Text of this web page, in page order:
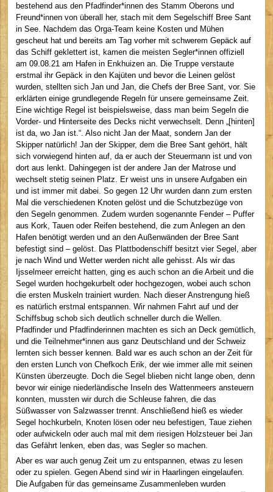
bestehend aus den Pfadfinder*innen des Stamm Oberons und
Freund*innen von überall her, stach mit dem Segelschiff Bree Sant
in See. Nachdem das Orga-Team keine Kosten und Mühen
gescheut hat und bereits am Tag vorher mit schwerem Gepäck auf
das Schiff geklettert ist, kamen die meisten Segler*innen offiziell
am 09.08.21 am Hafen in Enkhuizen an. Die Truppe verstaute
erstmal ihr Gepäck in den Kajüten und bevor die Leinen gelöst
wurden, stellten sich Jan und Jan, die Chefs der Bree Sant, vor. Sie
erklärten einige grundlegende Regeln für unsere gemeinsame Zeit.
Eine wichtige Regel ist beispielsweise, dass man beim Segeln die
Vorder- und Hinterseite des Decks nicht verwechselt. Denn „[hinten]
ist da, wo Jan ist.“. Also nicht Jan der Maat, sondern Jan der
Skipper natürlich! Jan der Skipper, dem die Bree Sant gehört, hält
sich vorwiegend hinten auf, da er auch der Steuermann ist und von
dort aus lenkt. Dahingegen ist der andere Jan der Matrose und
wechselt stetig seinen Platz. Er weist uns in unsere Aufgaben ein
und ist immer mit dabei. So gegen 12 Uhr wurden dann zum ersten
Mal die verschiedenen Knoten gelöst und die Schutzbezüge von
den Segeln genommen. Zudem wurden sogenannte Fender – Puffer
aus Kork, Tauen oder Reifen bestehend, die zum Anlegen an den
Hafen benötigt werden und an den Außenwänden der Bree Sant
befestigt sind – gelöst. Das Plattbodenschiff besitzt vier Segel, aber
je nach Wind und Wetter werden nicht alle gehisst. Als wir das
Ijsselmeer erreicht hatten, ging es auch schon an die Arbeit und die
Segel wurden hochgekurbelt oder hochgezogen, wobei auch schon
die ersten Muskeln trainiert wurden. Nach dieser Anstrengung hieß
es natürlich erstmal entspannen. Wir nahmen Fahrt auf und der
Schiffsbug schob sich deutlich schneller durch die Wellen.
Pfadfinder und Pfadfinderinnen machten es sich an Deck gemütlich,
und die Teilnehmer*innen aus ganz Deutschland und der Schweiz
lernten sich besser kennen. Bald war es auch schon an der Zeit für
den ersten Lunch von Chefkoch Erik, der wie immer alle mit seinen
Künsten überzeugte. Doch die Segel blieben nicht lange oben, denn
bevor wir einige niederländische Inseln des Wattenmeers ansteuern
konnten, mussten wir durch die Schleuse fahren, die das
Süßwasser von Salzwasser trennt. Anschließend hieß es wieder
Segel hochkurbeln, Knoten lösen oder neu befestigen, Taue ziehen
oder aufwickeln oder auch mal mit dem riesigen Holzsteuer bei Jan
das Gefährt lenken, eben das, was Segler so machen.
Aber es war auch genug Zeit um zu entspannen, etwas zu lesen
oder zu spielen. Gegen Abend sind wir in Haarlingen eingelaufen.
Die Aufgaben für das gemeinsame Zusammenleben wurden